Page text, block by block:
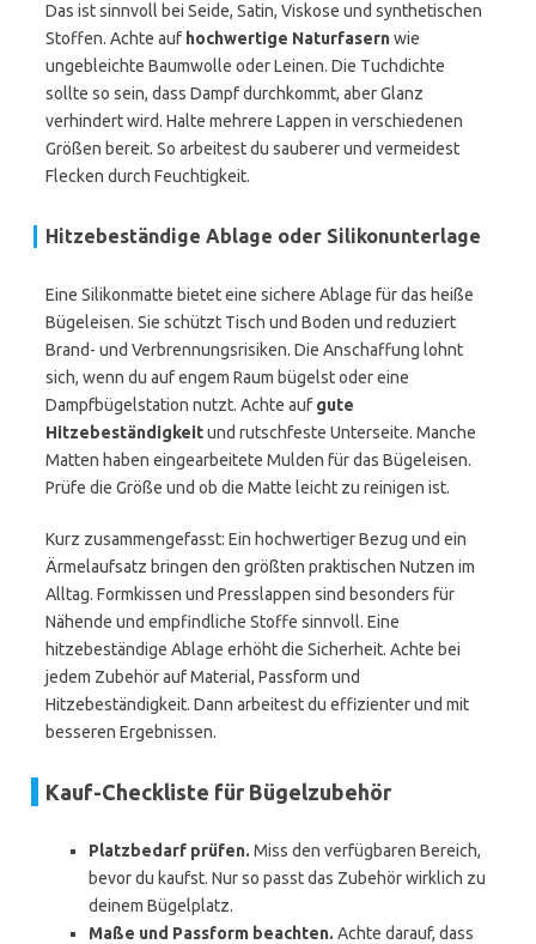
Das ist sinnvoll bei Seide, Satin, Viskose und synthetischen
Stoffen. Achte auf hochwertige Naturfasernwie
ungebleichte Baumwolle oder Leinen. Die Tuchdichte
sollte so sein, dass Dampf durchkommt, aber Glanz
verhindert wird. Halte mehrere Lappen in verschiedenen
Größen bereit. So arbeitest du sauberer und vermeidest
Flecken durch Feuchtigkeit.
Hitzebeständige Ablage oder Silikonunterlage
Eine Silikonmatte bietet eine sichere Ablage für das heiße
Bügeleisen. Sie schützt Tisch und Boden und reduziert
Brand- und Verbrennungsrisiken. Die Anschaffung lohnt
sich, wenn du auf engem Raum bügelst oder eine
Dampfbügelstation nutzt. Achte auf gute
Hitzebeständigkeitund rutschfeste Unterseite. Manche
Matten haben eingearbeitete Mulden für das Bügeleisen.
Prüfe die Größe und ob die Matte leicht zu reinigen ist.
Kurz zusammengefasst: Ein hochwertiger Bezug und ein
Ärmelaufsatz bringen den größten praktischen Nutzen im
Alltag. Formkissen und Presslappen sind besonders für
Nähende und empfindliche Stoffe sinnvoll. Eine
hitzebeständige Ablage erhöht die Sicherheit. Achte bei
jedem Zubehör auf Material, Passform und
Hitzebeständigkeit. Dann arbeitest du effizienter und mit
besseren Ergebnissen.
Kauf-Checkliste für Bügelzubehör
Platzbedarf prüfen. Miss den verfügbaren Bereich,
bevor du kaufst. Nur so passt das Zubehör wirklich zu
deinem Bügelplatz.
Maße und Passform beachten. Achte darauf, dass